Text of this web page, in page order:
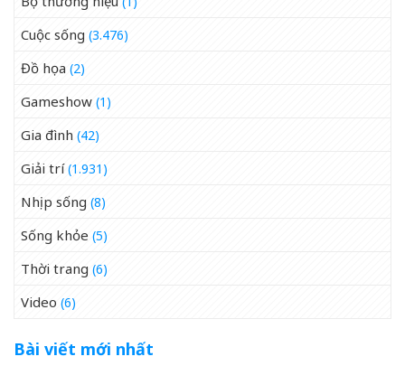
Cuộc sống (3.476)
Đồ họa (2)
Gameshow (1)
Gia đình (42)
Giải trí(1.931)
Nhịp sống (8)
Sống khỏe (5)
Thời trang (6)
Video (6)
Bài viết mới nhất